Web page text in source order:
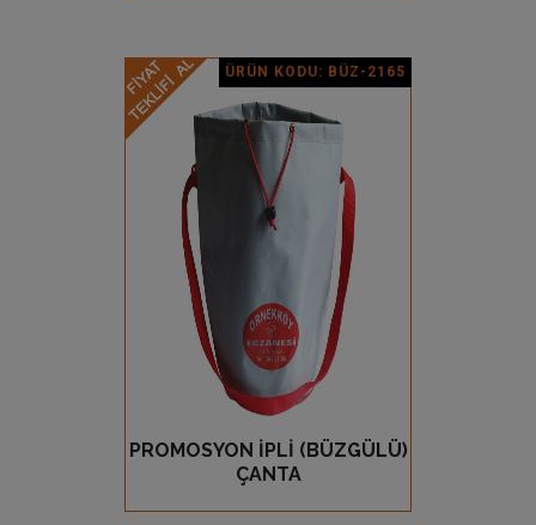
ÜRÜN KODU: BÜZ-2165
GÖZ AT
Ürün Detay
PROMOSYON İPLİ (BÜZGÜLÜ)
ÇANTA